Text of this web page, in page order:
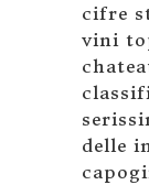
cifre
vini
delle